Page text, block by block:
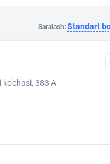
Saralash:Standart
383 A